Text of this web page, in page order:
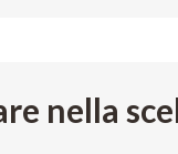
nella